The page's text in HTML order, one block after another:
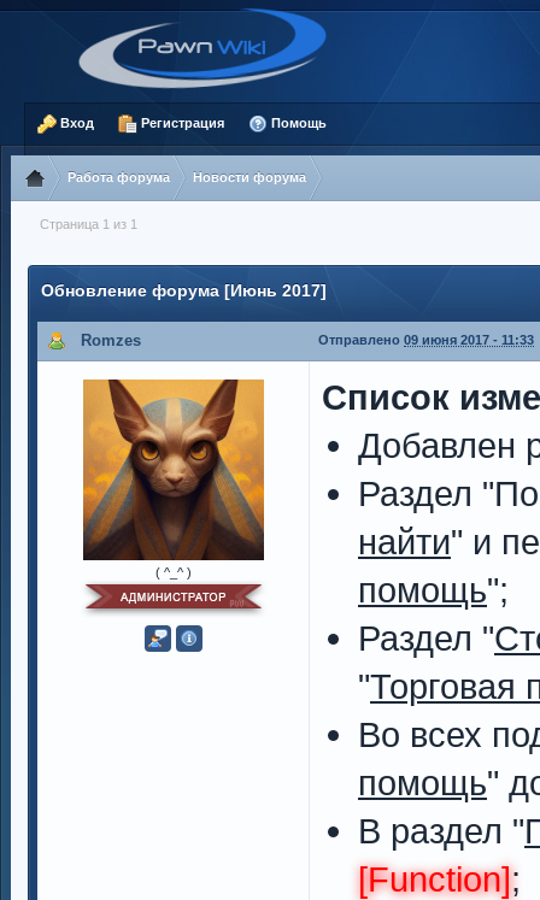
Вход Регистрация Помощь
Работа форума Новости форума
Страница 1 из 1
Обновление форума [Июнь 2017]
Romzes Отправлено 09 июня 2017 - 11:33
( ^_^ )
Список
Добавлен
Раздел
найти" и
помощь";
Раздел "
"Торговая
Во всех
помощь"
В раздел "
[Function];